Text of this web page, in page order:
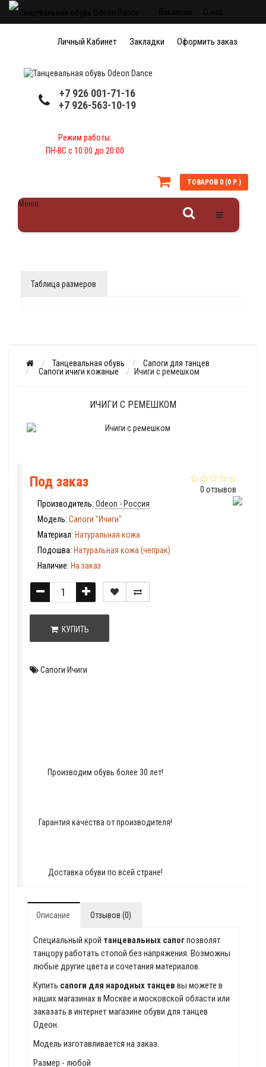
Доставка обуви
Личный Кабинет Закладки Оформить заказ
+7 926 001-71-16
+7 926-563-10-19
Режим работы:
ПН-ВС с 10:00 до 20:00
ТОВАРОВ 0 (0 Р.)
Меню
Таблица размеров
Танцевальная обувь
Сапоги для танцев
Сапоги ичиги кожаные
Ичиги с ремешком
ИЧИГИ С РЕМЕШКОМ
0 отзывов
Под заказ
Производитель: Odeon - Россия
Модель: Сапоги "Ичиги"
Материал: Натуральная кожа
Подошва: Натуральная кожа (чепрак)
Наличие: На заказ
КУПИТЬ
Сапоги Ичиги
Производим обувь более 30 лет!
Гарантия качества от производителя!
Доставка обуви по всей стране!
Описание Отзывов (0)
Специальный крой танцевальных сапогпозволят
танцору работать стопой без напряжения. Возможны
любые другие цвета и сочетания материалов.
Купить сапоги для народных танцев вы можете в
наших магазинах в Москве и московской области или
заказать в интернет магазине обуви для танцев
Одеон.
Модель изготавливается на заказ.
Размер - любой